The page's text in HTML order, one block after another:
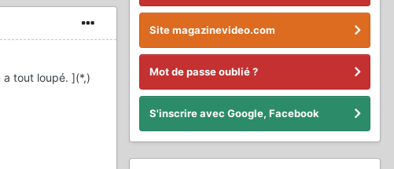
a tout loupé. ](*,)
Site magazinevideo.com
Mot de passe oublié ?
S'inscrire avec Google, Facebook